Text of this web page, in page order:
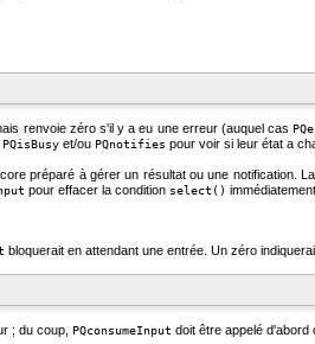
renvoie zéro s'il y a eu une erreur (auquel cas
PQisBusy et/ou PQnotifies pour voir si leur état a
préparé à gérer un résultat ou une notification.
pour effacer la condition select()
bloquerait en attendant une entrée. Un zéro
; du coup, PQconsumeInput doit être appelé d'abord